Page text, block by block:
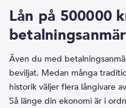
Lån på 500000
Även du med
beviljat. Medan många
historik väljer flera långivare
Så länge din ekonomi är i